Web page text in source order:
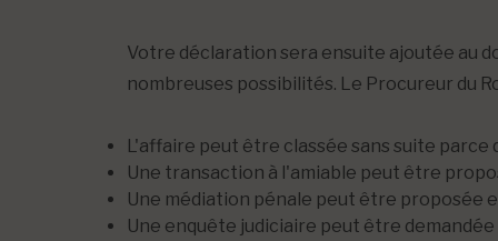
Votre déclaration sera ensuite ajoutée au
nombreuses possibilités. Le Procureur du
L'affaire peut être classée sans suite parce
Une transaction à l'amiable peut être
Une médiation pénale peut être proposée
Une enquête judiciaire peut être